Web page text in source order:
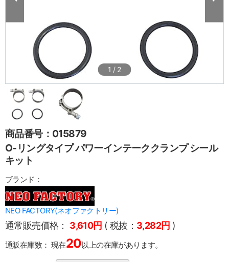
1 / 2
商品番号：015879
O-リングタイプ パワーインテーククランプ シール
キット
ブランド：
NEO FACTORY(ネオファクトリー)
通常販売価格： 3,610円 ( 税抜： 3,282円 )
通販在庫数： 現在20以上の在庫があります。